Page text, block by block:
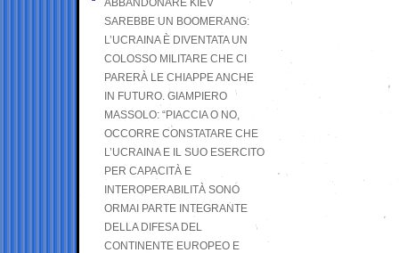
ABBANDONARE KIEV
SAREBBE UN BOOMERANG:
L’UCRAINA È DIVENTATA UN
COLOSSO MILITARE CHE CI
PARERÀ LE CHIAPPE ANCHE
IN FUTURO. GIAMPIERO
MASSOLO: “PIACCIA O NO,
OCCORRE CONSTATARE CHE
L’UCRAINA E IL SUO ESERCITO
PER CAPACITÀ E
INTEROPERABILITÀ SONO
ORMAI PARTE INTEGRANTE
DELLA DIFESA DEL
CONTINENTE EUROPEO E